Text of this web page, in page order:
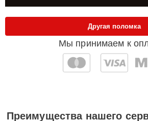
Мы принимаем к
Другая поломка
Преимущества нашего